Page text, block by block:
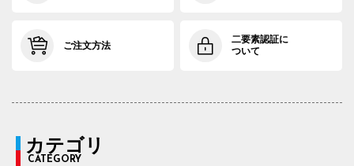
ご注文方法
二要素認証に
ついて
カテゴリ
CATEGORY